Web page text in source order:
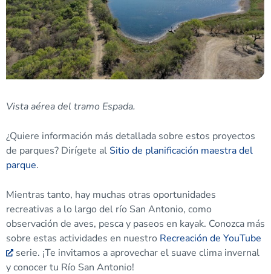
Vista aérea del tramo Espada.
¿Quiere información más detallada sobre estos proyectos
de parques? Dirígete al Sitio de planificación maestra del
parque.
Mientras tanto, hay muchas otras oportunidades
recreativas a lo largo del río San Antonio, como
observación de aves, pesca y paseos en kayak. Conozca más
sobre estas actividades en nuestro Recreación de YouTube
serie. ¡Te invitamos a aprovechar el suave clima invernal
y conocer tu Río San Antonio!